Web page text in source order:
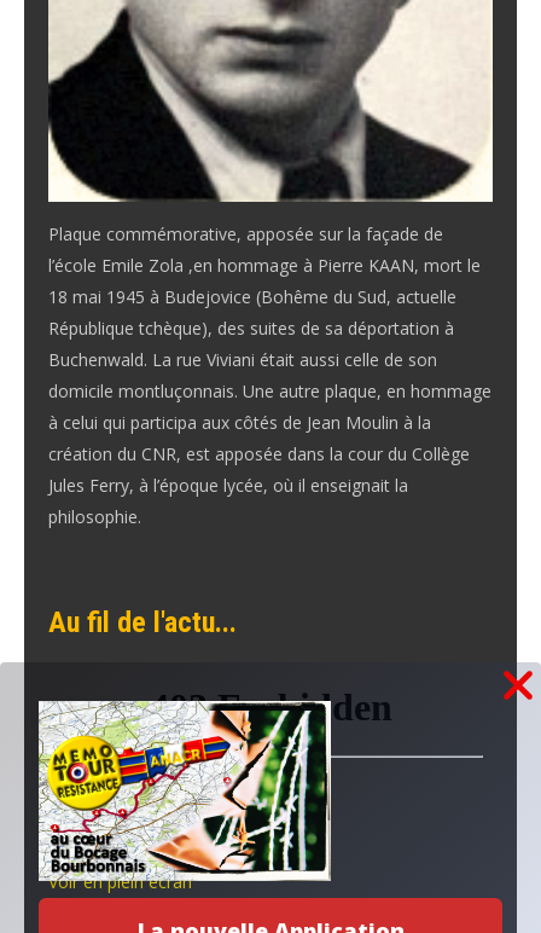
Plaque commémorative, apposée sur la façade de
l’école Emile Zola ,en hommage à Pierre KAAN, mort le
18 mai 1945 à Budejovice (Bohême du Sud, actuelle
République tchèque), des suites de sa déportation à
Buchenwald. La rue Viviani était aussi celle de son
domicile montluçonnais. Une autre plaque, en hommage
à celui qui participa aux côtés de Jean Moulin à la
création du CNR, est apposée dans la cour du Collège
Jules Ferry, à l’époque lycée, où il enseignait la
philosophie.
Au fil de l'actu...
Voir en plein écran